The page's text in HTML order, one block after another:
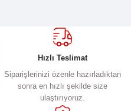
görüntülenemiyor.
bulunuyor.
Hızlı Teslimat
Siparişlerinizi özenle hazırladıktan
sonra en hızlı şekilde size
ulaştırıyoruz.